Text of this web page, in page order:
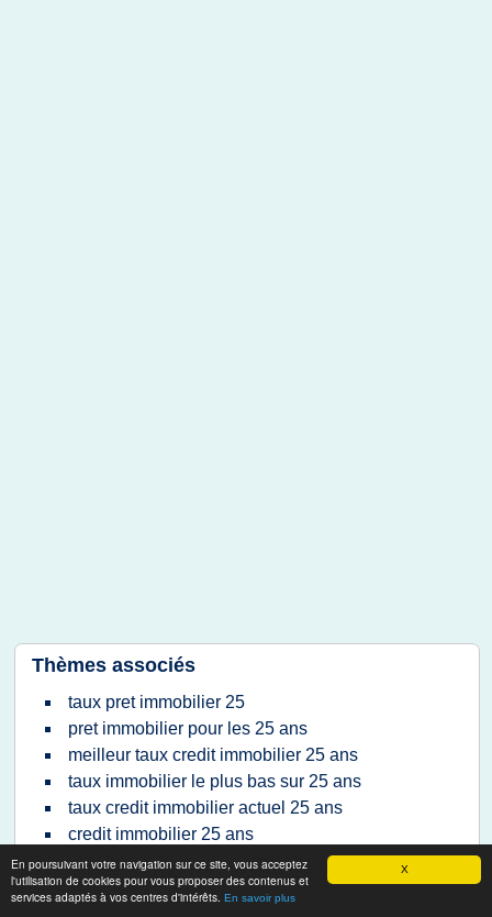
X
En poursuivant votre navigation sur ce site, vous acceptez
l'utilisation de cookies pour vous proposer des contenus et
services adaptés à vos centres d'intérêts. En savoir plus
Thèmes associés
taux pret immobilier 25
pret immobilier pour les 25 ans
meilleur taux credit immobilier 25 ans
taux immobilier le plus bas sur 25 ans
taux credit immobilier actuel 25 ans
credit immobilier 25 ans
taux bancaire immobilier 25 ans
taux moyen emprunt immobilier 25 ans